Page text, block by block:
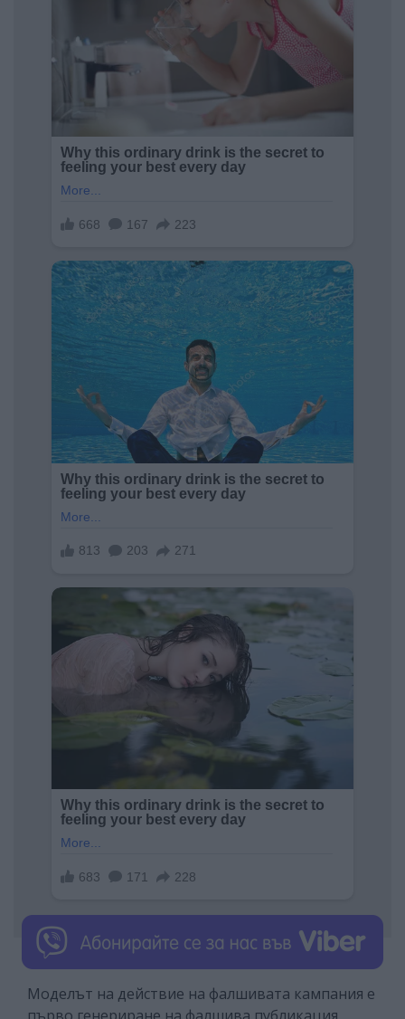
Моделът на действие на фалшивата кампания е